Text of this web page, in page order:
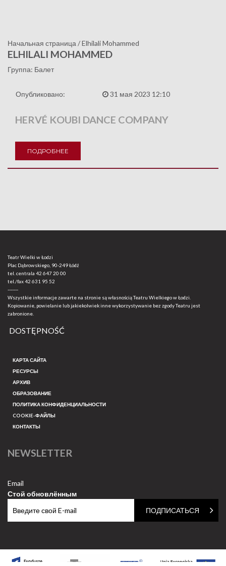
Начальная страница /Elhilali Mohammed
ELHILALI MOHAMMED
Группа: Балет
Опубликовано: 31 мая 2023 12:10
HERVÉ KOUBI DANCE COMPANY
ПОДРОБНЕЕ
Teatr Wielki w Łodzi
Plac Dąbrowskiego, 90-249 Łódź
tel. centrala 42 647 20 00
tel./fax42 631 95 52
-------
Wszystkie informacje zawarte na stronie są własnością Teatru Wielkiego w Łodzi.
Kopiowanie, powielanie lub jakiekolwiek inne wykorzystywanie bez zgody Teatru jest
zabronione.
DOSTĘPNOŚĆ
КАРТА САЙТА
РЕСУРСЫ
АРХИВ
ОБРАЗОВАНИЕ
ПОЛИТИКА КОНФИДЕНЦИАЛЬНОСТИ
COOKIE-ФАЙЛЫ
КОНТАКТЫ
NEWSLETTER
Email
Стой обновлённым